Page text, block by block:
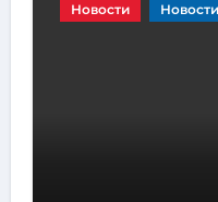
Новости